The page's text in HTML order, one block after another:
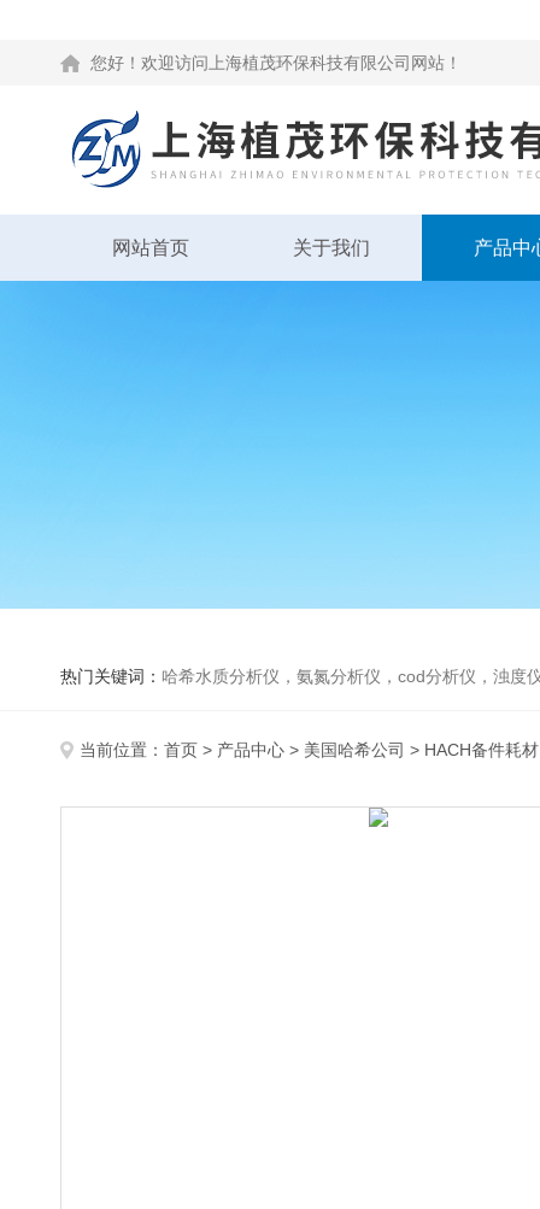
您好！欢迎访问上海植茂环保科技有限公司网站！
网站首页 关于我们 产品中
热门关键词： 哈希水质分析仪，氨氮分析仪，cod分析仪，浊度
当前位置： 首页 > 产品中心 > 美国哈希公司 > HACH备件耗材